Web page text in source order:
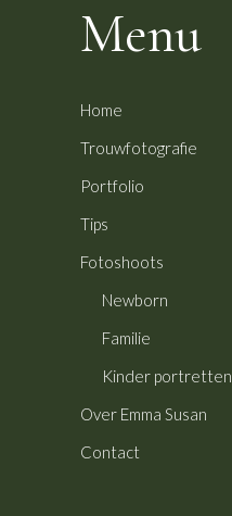
Menu
Home
Trouwfotografie
Portfolio
Tips
Fotoshoots
Newborn
Familie
Kinder portretten
Over Emma Susan
Contact